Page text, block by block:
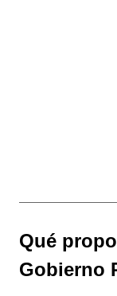
Qué
Gobierno